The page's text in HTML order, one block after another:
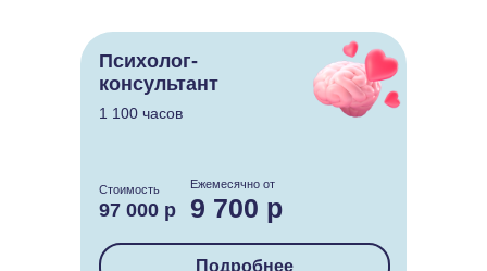
Психолог-
консультант
1 100 часов
9 700 р
97 000 р
Ежемесячно от
Стоимость
Подробнее